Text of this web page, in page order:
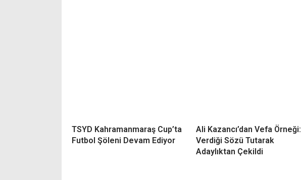
TSYD Kahramanmaraş Cup’ta
Futbol Şöleni Devam Ediyor
Ali Kazancı’dan Vefa Örneği:
Verdiği Sözü Tutarak
Adaylıktan Çekildi